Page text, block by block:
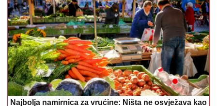
Najbolja namirnica za vrućine: Ništa ne osvježava kao